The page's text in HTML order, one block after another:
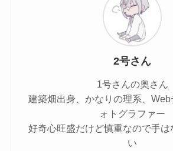
2号さん
1号さんの奥さん
建築畑出身、かなりの理系、Web
ォトグラファー
好奇心旺盛だけど慎重なので手は
い